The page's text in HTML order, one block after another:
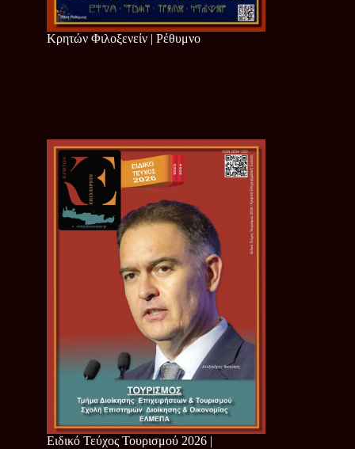
Κρητών Φιλοξενείν | Ρέθυμνο
Ειδικό Τεύχος Τουρισμού 2026 |